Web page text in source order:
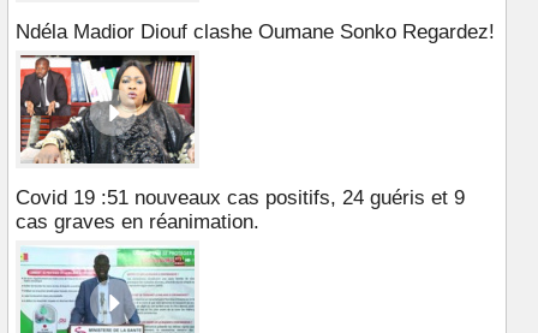
Ndéla Madior Diouf clashe Oumane Sonko Regardez!
Covid 19 :51 nouveaux cas positifs, 24 guéris et 9
cas graves en réanimation.